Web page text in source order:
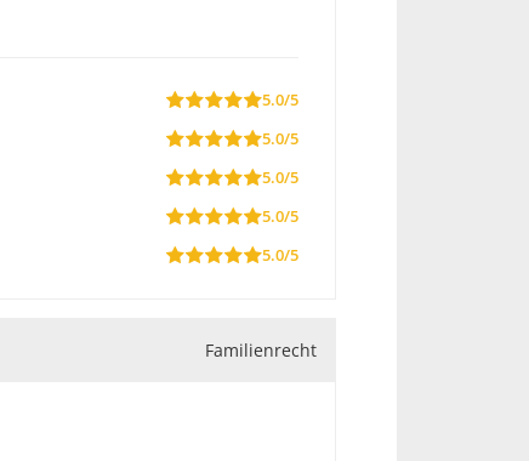
5.0/5
5.0/5
5.0/5
5.0/5
5.0/5
Familienrecht